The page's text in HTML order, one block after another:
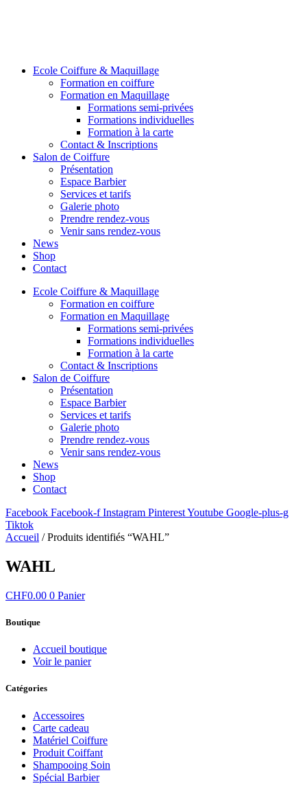
Ecole Coiffure & Maquillage
Formation en coiffure
Formation en Maquillage
Formations semi-privées
Formations individuelles
Formation à la carte
Contact & Inscriptions
Salon de Coiffure
Présentation
Espace Barbier
Services et tarifs
Galerie photo
Prendre rendez-vous
Venir sans rendez-vous
News
Shop
Contact
Ecole Coiffure & Maquillage
Formation en coiffure
Formation en Maquillage
Formations semi-privées
Formations individuelles
Formation à la carte
Contact & Inscriptions
Salon de Coiffure
Présentation
Espace Barbier
Services et tarifs
Galerie photo
Prendre rendez-vous
Venir sans rendez-vous
News
Shop
Contact
Facebook Facebook-f Instagram PinterestYoutube Google-plus-g
Tiktok
Accueil / Produits identifiés “WAHL”
WAHL
CHF0.00 0 Panier
Boutique
Accueil boutique
Voir le panier
Catégories
Accessoires
Carte cadeau
Matériel Coiffure
Produit Coiffant
Shampooing Soin
Spécial Barbier